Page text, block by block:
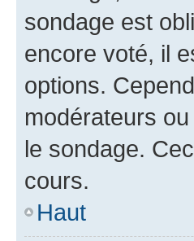
sondage est
encore voté, il
options.
modérateurs
le sondage.
cours.
Haut